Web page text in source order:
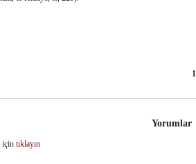
Yorumlar
için tıklayın